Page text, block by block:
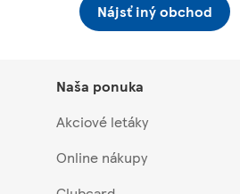
Nájsť iný obchod
Naša ponuka
Akciové letáky
Online nákupy